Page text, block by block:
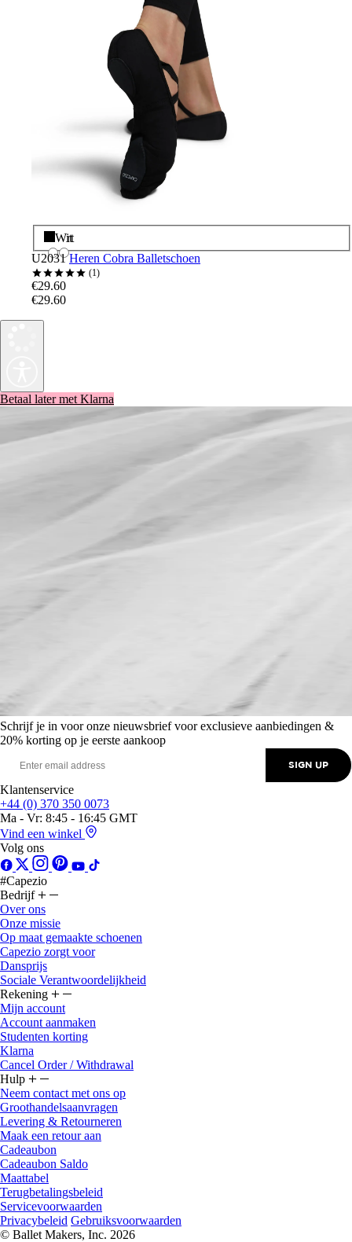
Zwart
Wit
U2031 Heren Cobra Balletschoen
1
€29.60
€29.60
Betaal later met Klarna
Schrijf je in voor onze nieuwsbrief voor exclusieve aanbiedingen &
20% korting op je eerste aankoop
SIGN UP
Klantenservice
+44 (0) 370 350 0073
Ma - Vr: 8:45 - 16:45 GMT
Vind een winkel
Volg ons
#Capezio
Bedrijf
Over ons
Onze missie
Op maat gemaakte schoenen
Capezio zorgt voor
Dansprijs
Sociale Verantwoordelijkheid
Rekening
Mijn account
Account aanmaken
Studenten korting
Klarna
Cancel Order / Withdrawal
Hulp
Neem contact met ons op
Groothandelsaanvragen
Levering & Retourneren
Maak een retour aan
Cadeaubon
Cadeaubon Saldo
Maattabel
Terugbetalingsbeleid
Servicevoorwaarden
Privacybeleid Gebruiksvoorwaarden
© Ballet Makers, Inc. 2026